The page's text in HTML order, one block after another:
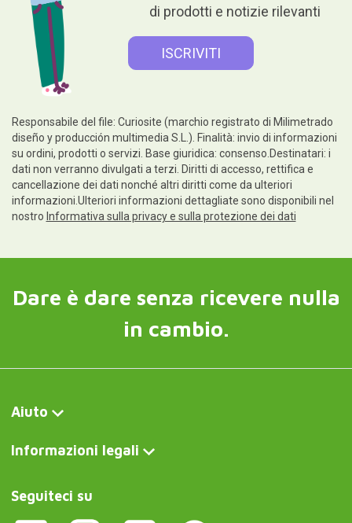
di prodotti e notizie rilevanti
Responsabile del file: Curiosite (marchio registrato di Milimetrado
diseño y producción multimedia S.L.). Finalità: invio di informazioni
su ordini, prodotti o servizi. Base giuridica: consenso.Destinatari: i
dati non verranno divulgati a terzi. Diritti di accesso, rettifica e
cancellazione dei dati nonché altri diritti come da ulteriori
informazioni.Ulteriori informazioni dettagliate sono disponibili nel
nostro Informativa sulla privacy e sulla protezione dei dati
Dare è dare senza ricevere nulla
in cambio.
Aiuto
Informazioni legali
Seguiteci su